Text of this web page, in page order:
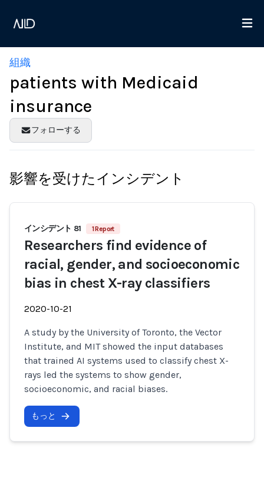
組織
patients with Medicaid
insurance
フォローする
影響を受けたインシデント
インシデント 81 1 Report
Researchers find evidence of
racial, gender, and socioeconomic
bias in chest X-ray classifiers
2020-10-21
A study by the University of Toronto, the Vector
Institute, and MIT showed the input databases
that trained AI systems used to classify chest X-
rays led the systems to show gender,
socioeconomic, and racial biases.
もっと